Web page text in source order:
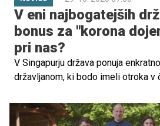
V eni najbogatejših
bonus za "korona
pri nas?
V Singapurju država ponuja
državljanom, ki bodo imeli otroka v
otroka, bo ob rojstvu prejel 3000
(1870 evrov). Preverite, kakšne